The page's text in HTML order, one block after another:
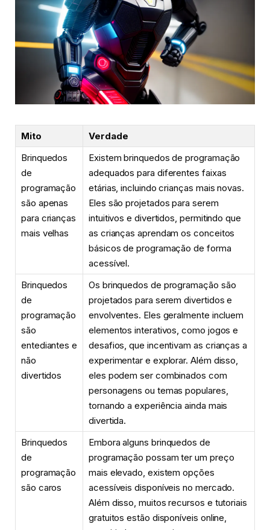
Mito
Verdade
Brinquedos
de
programação
são apenas
para crianças
mais velhas
Existem brinquedos de programação
adequados para diferentes faixas
etárias, incluindo crianças mais novas.
Eles são projetados para serem
intuitivos e divertidos, permitindo que
as crianças aprendam os conceitos
básicos de programação de forma
acessível.
Brinquedos
de
programação
são
entediantes e
não
divertidos
Os brinquedos de programação são
projetados para serem divertidos e
envolventes. Eles geralmente incluem
elementos interativos, como jogos e
desafios, que incentivam as crianças a
experimentar e explorar. Além disso,
eles podem ser combinados com
personagens ou temas populares,
tornando a experiência ainda mais
divertida.
Brinquedos
de
programação
são caros
Embora alguns brinquedos de
programação possam ter um preço
mais elevado, existem opções
acessíveis disponíveis no mercado.
Além disso, muitos recursos e tutoriais
gratuitos estão disponíveis online,